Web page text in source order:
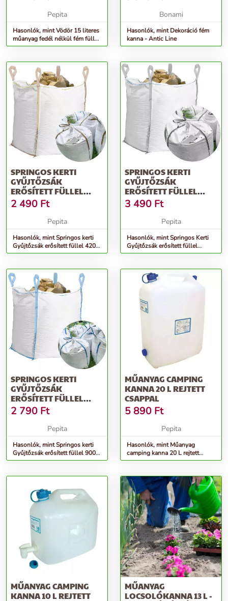
Pepita
Hasonlók, mint Vödör 15 literes
műanyag fedél nélkül fém füllel
saválló
Bonami
Hasonlók, mint Dekoráció fém
kanna - Antic Line
SPRINGOS KERTI
GYŰJTŐZSÁK
ERŐSÍTETT FÜLLEL
420L 75X75X75XCM -
FEHÉR
2 490 Ft
Pepita
Hasonlók, mint Springos kerti
Gyűjtőzsák erősített füllel 420L
75x75x75xcm - fehér
SPRINGOS KERTI
GYŰJTŐZSÁK
ERŐSÍTETT FÜLLEL
1200L 145X90X90CM -
FEHÉR
3 490 Ft
Pepita
Hasonlók, mint Springos Kerti
Gyűjtőzsák erősített füllel
1200L 145x90x90cm - fehér
SPRINGOS KERTI
GYŰJTŐZSÁK
ERŐSÍTETT FÜLLEL
900L 100X92X92CM -
FEHÉR
2 790 Ft
Pepita
Hasonlók, mint Springos kerti
Gyűjtőzsák erősített füllel 900L
100x92x92cm - fehér
MŰANYAG CAMPING
KANNA 20 L REJTETT
CSAPPAL
5 890 Ft
Pepita
Hasonlók, mint Műanyag
camping kanna 20 L rejtett
csappal
MŰANYAG CAMPING
KANNA 10 L REJTETT
MŰANYAG
LOCSOLÓKANNA 13 L -